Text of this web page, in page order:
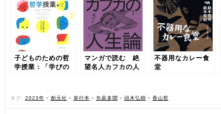
子どものための哲
学授業：「学びの
マンガで読む 絶
望名人カフカの人
不器用なカレー食
堂
タグ: 2023年 • 創元社 • 単行本 • 矢萩多聞 • 頭木弘樹 • 香山哲